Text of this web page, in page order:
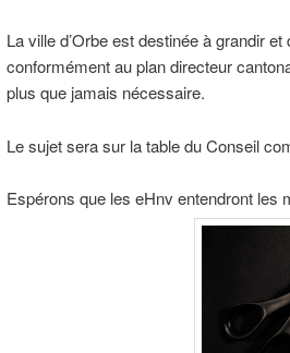
La ville d’Orbe est destinée à grandir
conformément au plan directeur
plus que jamais nécessaire.
Le sujet sera sur la table du Conseil
Espérons que les eHnv entendront les